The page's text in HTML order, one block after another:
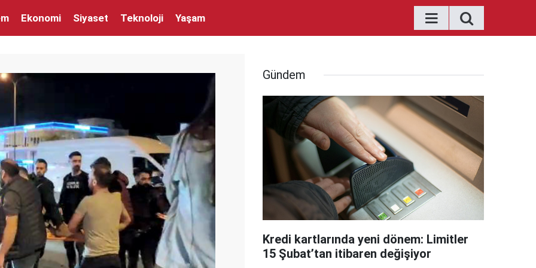
Ekonomi Siyaset Teknoloji Yaşam
Gündem
Kredi kartlarında yeni dönem: Limitler
15 Şubat’tan itibaren değişiyor